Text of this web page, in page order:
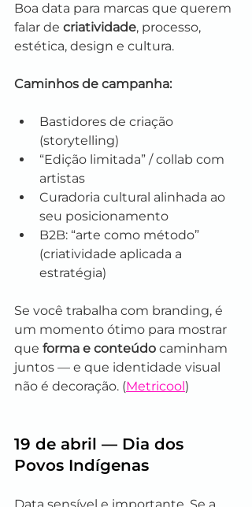
Boa data para marcas que querem
falar de criatividade, processo,
estética, design e cultura.
Caminhos de campanha:
Bastidores de criação
(storytelling)
“Edição limitada” / collab com
artistas
Curadoria cultural alinhada ao
seu posicionamento
B2B: “arte como método”
(criatividade aplicada a
estratégia)
Se você trabalha com branding, é
um momento ótimo para mostrar
que forma e conteúdo caminham
juntos — e que identidade visual
não é decoração. (Metricool )
19 de abril — Dia dos
Povos Indígenas